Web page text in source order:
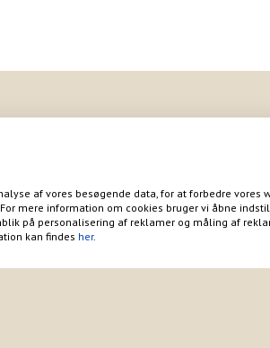
af vores besøgende data, for at forbedre
mere information om cookies bruger vi åbne
på personalisering af reklamer og måling af
kan findes her.